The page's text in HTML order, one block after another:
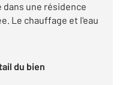
une résidence
Le chauffage et l'eau
du bien